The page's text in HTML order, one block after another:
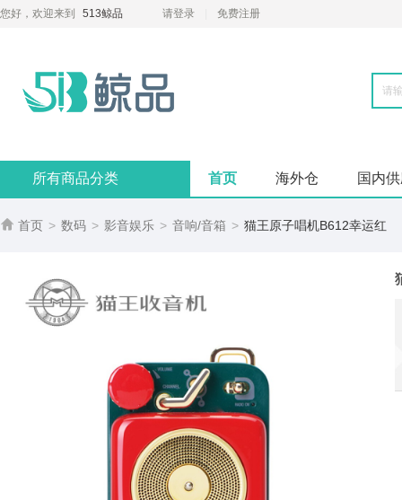
您好，欢迎来到 513鲸品 请登录 免费注册
所有商品分类 首页 海外仓 国内
 首页 > 数码 > 影音娱乐 > 音响/音箱 > 猫王原子唱机B612幸运红